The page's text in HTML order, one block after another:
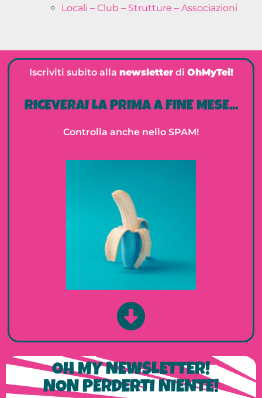
Locali – Club – Strutture – Associazioni
Iscriviti subito alla newsletterdi OhMyTei!
RICEVERAI LA PRIMA A FINE MESE...
Controlla anche nello SPAM!
OH MY NEWSLETTER!
NON PERDERTI NIENTE!